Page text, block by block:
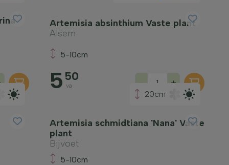
Artemisia absinthium Vaste plant
Alsem
5-10cm
5 50
va - +
20cm
Artemisia schmidtiana 'Nana' Vaste
plant
Bijvoet
5-10cm